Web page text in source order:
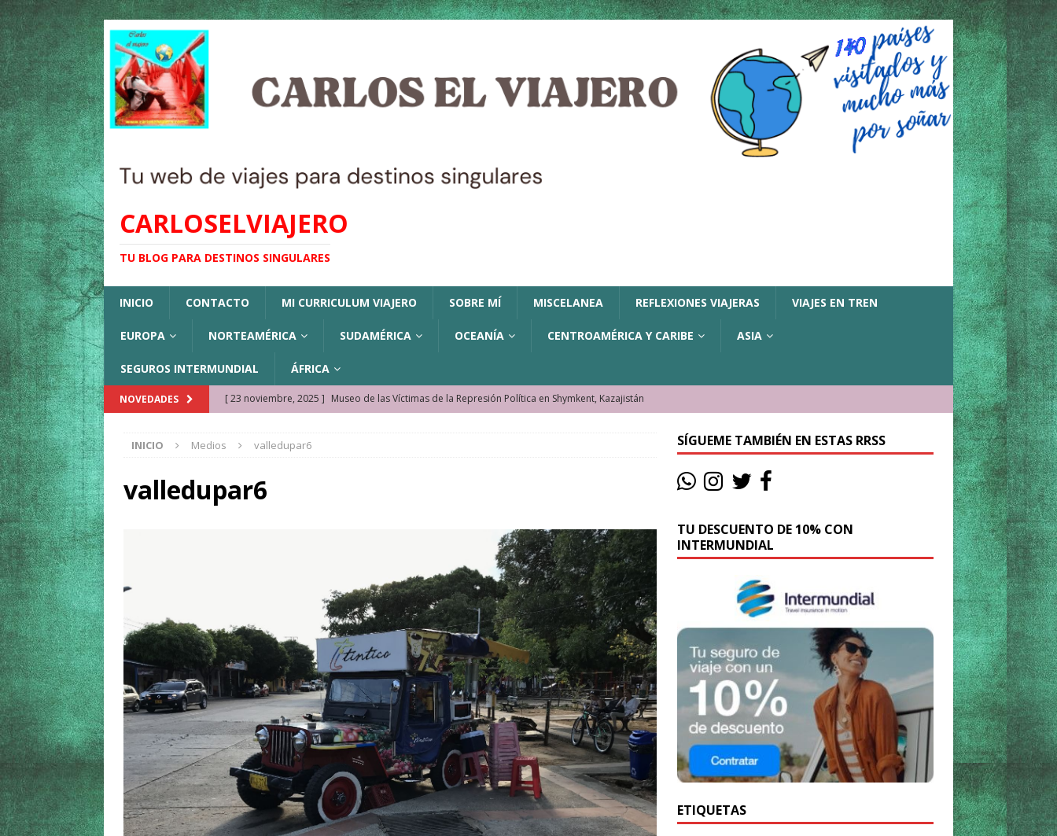
CARLOSELVIAJERO
TU BLOG PARA DESTINOS SINGULARES
INICIO CONTACTO MI CURRICULUM VIAJERO SOBRE MÍ MISCELANEA REFLEXIONES VIAJERAS VIAJES EN TREN
EUROPA NORTEAMÉRICA SUDAMÉRICA OCEANÍA CENTROAMÉRICA Y CARIBE ASIA
SEGUROS INTERMUNDIAL ÁFRICA
NOVEDADES [ 23 noviembre, 2025 ] Museo de las Víctimas de la Represión Política en Shymkent, Kazajistán
[ 22 noviembre, 2025 ]
REFLEXIONES VIAJERAS
Cómo moverse en Seychelles de manera sostenible
SEYCHELLES
BARÉIN
Ela Nguema. El barrio más castizo de Malabo
GUINEA ECUATORIAL
Semonkong y las cataratas Maletsunyane de Lesoto LESOTO
INICIO Medios valledupar6
valledupar6
SÍGUEME TAMBIÉN EN ESTAS RRSS
TU DESCUENTO DE 10% CON
INTERMUNDIAL
ETIQUETAS